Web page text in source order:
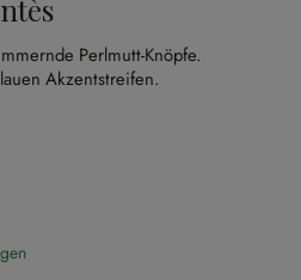
Perlmutt-Knöpfe.
Akzentstreifen.